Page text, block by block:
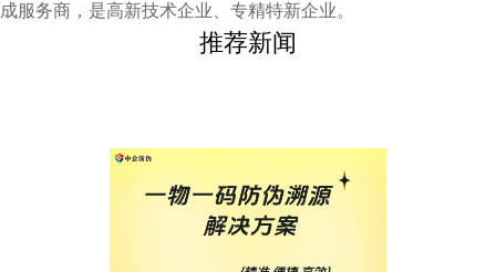
成服务商，是高新技术企业、专精特新企业。
推荐新闻